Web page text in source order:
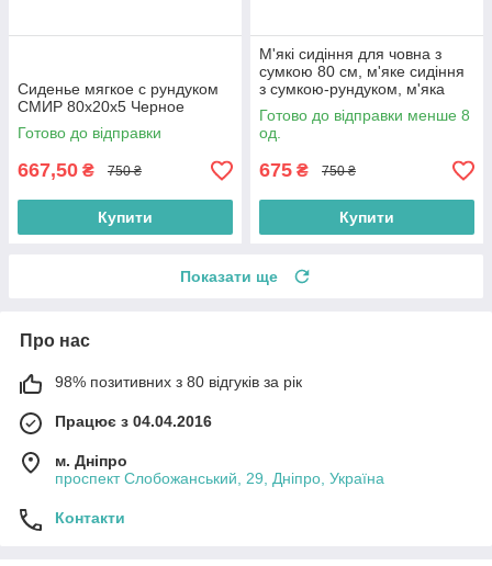
Сиденье мягкое с рундуком
СМИР 80х20х5 Черное
Готово до відправки
667,50 ₴ 750 ₴
Купити
М'які сидіння для човна з
сумкою 80 см, м'яке сидіння
з сумкою-рундуком, м'яка
накладка на банку з сумкою
Готово до відправки менше 8
од.
675 ₴ 750 ₴
Купити
Показати ще
Про нас
98% позитивних з 80 відгуків за рік
Працює з 04.04.2016
м. Дніпро
проспект Слобожанський, 29, Дніпро, Україна
Контакти